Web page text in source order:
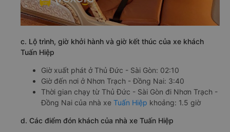
c. Lộ trình, giờ khởi hành và giờ kết thúc của xe khách
Tuấn Hiệp
Giờ xuất phát ở Thủ Đức - Sài Gòn: 02:10
Giờ đến nơi ở Nhơn Trạch - Đồng Nai: 3:40
Thời gian chạy từ Thủ Đức - Sài Gòn đi Nhơn Trạch -
Đồng Nai của nhà xe Tuấn Hiệp khoảng: 1.5 giờ
d. Các điểm đón khách của nhà xe Tuấn Hiệp